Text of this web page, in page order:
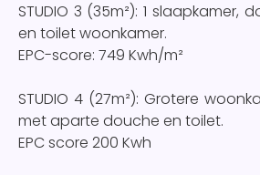
STUDIO 3 (35m²): 1 slaapkamer,
en toilet woonkamer.
EPC-score: 749 Kwh/m²
STUDIO 4 (27m²): Grotere
met aparte douche en toilet.
EPC score 200 Kwh